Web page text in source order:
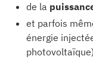
de la
et parfois
énergie